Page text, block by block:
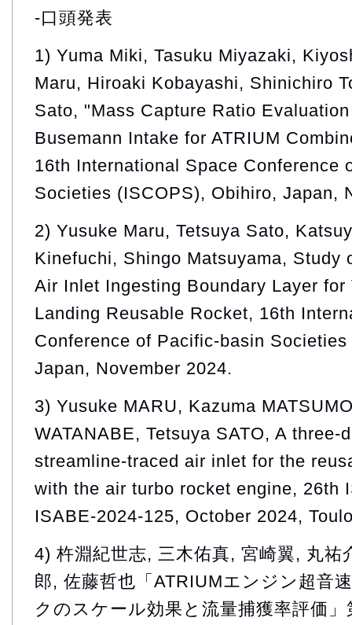
-口頭発表
1) Yuma Miki, Tasuku Miyazaki,
Maru, Hiroaki Kobayashi, Shinichiro
Sato, "Mass Capture Ratio
Busemann Intake for ATRIUM
16th International Space Conference
Societies (ISCOPS), Obihiro, Japan,
2) Yusuke Maru, Tetsuya Sato,
Kinefuchi, Shingo Matsuyama, Study
Air Inlet Ingesting Boundary Layer for
Landing Reusable Rocket, 16th
Conference of Pacific-basin
Japan, November 2024.
3) Yusuke MARU, Kazuma
WATANABE, Tetsuya SATO, A three-
streamline-traced air inlet for the
with the air turbo rocket engine, 26th
ISABE-2024-125, October 2024,
4) 杵淵紀世志, 三木佑真, 宮崎翼, 丸祐
郎, 佐藤哲也「ATRIUMエンジン超音
クのスケール効果と流量捕獲率評価